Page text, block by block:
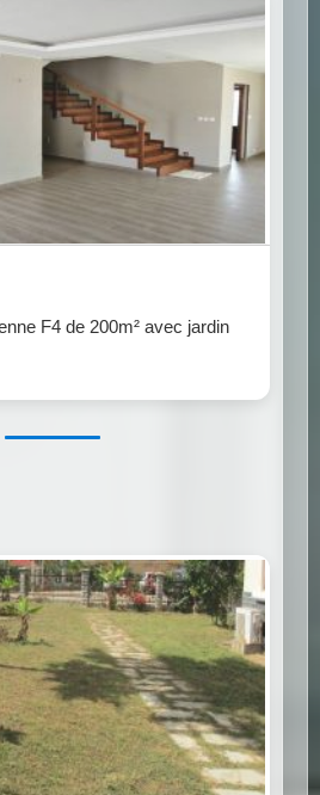
F4 de 200m² avec jardin